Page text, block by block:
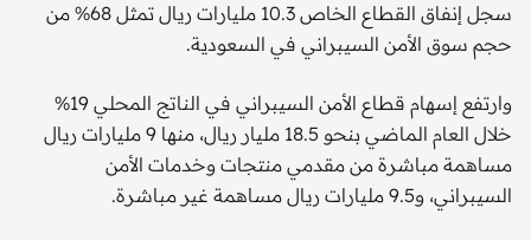
سجل إنفاق القطاع الخاص 10.3 مليارات ريال تمثل 68% من
حجم سوق الأمن السيبراني في السعودية.
وارتفع إسهام قطاع الأمن السيبراني في الناتج المحلي 19%
خلال العام الماضي بنحو 18.5 مليار ريال، منها 9 مليارات ريال
مساهمة مباشرة من مقدمي منتجات وخدمات الأمن
السيبراني، و9.5 مليارات ريال مساهمة غير مباشرة.